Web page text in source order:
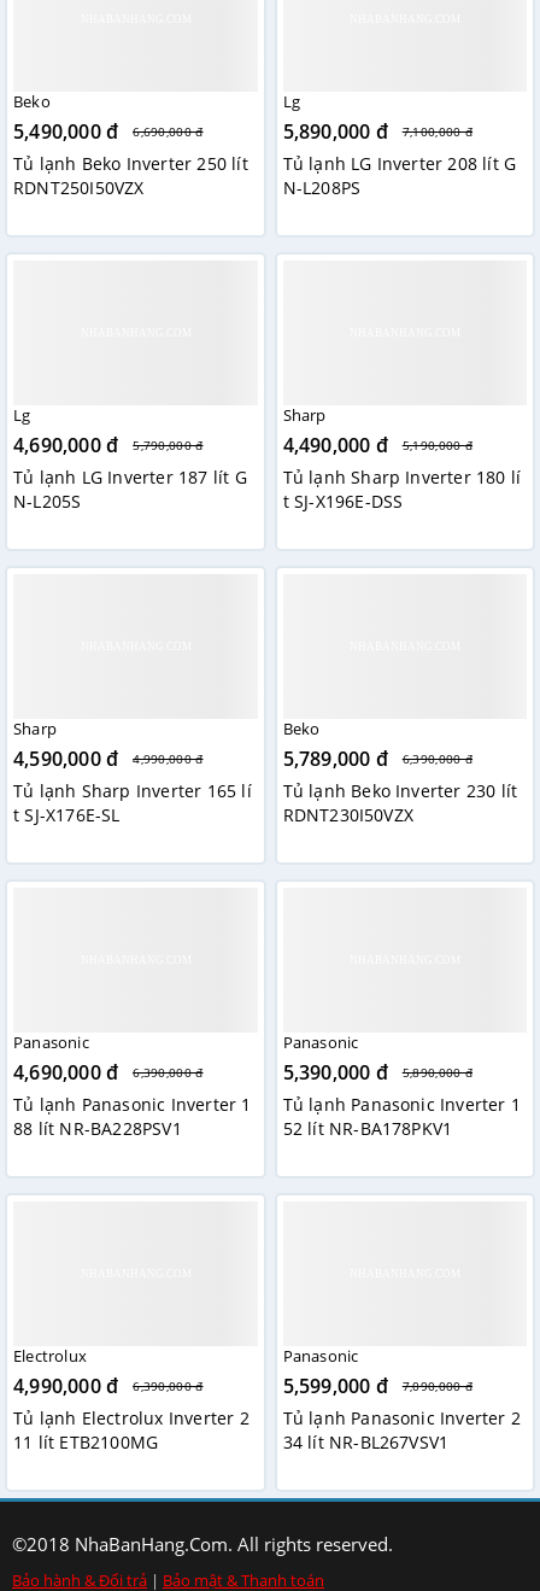
Beko
5,490,000 đ 6,690,000 đ
Tủ lạnh Beko Inverter 250 lít
RDNT250I50VZX
Lg
5,890,000 đ 7,100,000 đ
Tủ lạnh LG Inverter 208 lít G
N-L208PS
Lg
4,690,000 đ 5,790,000 đ
Tủ lạnh LG Inverter 187 lít G
N-L205S
Sharp
4,490,000 đ 5,190,000 đ
Tủ lạnh Sharp Inverter 180 lí
t SJ-X196E-DSS
Sharp
4,590,000 đ 4,990,000 đ
Tủ lạnh Sharp Inverter 165 lí
t SJ-X176E-SL
Beko
5,789,000 đ 6,390,000 đ
Tủ lạnh Beko Inverter 230 lít
RDNT230I50VZX
Panasonic
4,690,000 đ 6,390,000 đ
Tủ lạnh Panasonic Inverter 1
88 lít NR-BA228PSV1
Panasonic
5,390,000 đ 5,890,000 đ
Tủ lạnh Panasonic Inverter 1
52 lít NR-BA178PKV1
Electrolux
4,990,000 đ 6,390,000 đ
Tủ lạnh Electrolux Inverter 2
11 lít ETB2100MG
Panasonic
5,599,000 đ 7,090,000 đ
Tủ lạnh Panasonic Inverter 2
34 lít NR-BL267VSV1
©2018 NhaBanHang.Com. All rights reserved.
Bảo hành & Đổi trả | Bảo mật & Thanh toán